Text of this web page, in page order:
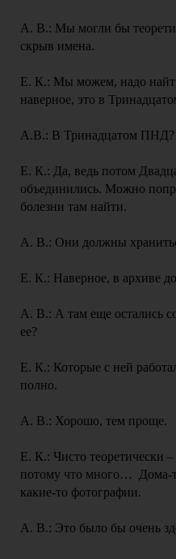
А. В.: Мы могли бы
скрыв имена.
Е. К.: Мы можем, надо
наверное, это в
А.В.: В Тринадцатом ПНД?
Е. К.: Да, ведь потом
объединились. Можно
болезни там найти.
А. В.: Они должны
Е. К.: Наверное, в архиве
А. В.: А там еще остались
ее?
Е. К.: Которые с ней
полно.
А. В.: Хорошо, тем проще.
Е. К.: Чисто теоретически
потому что много… Дома-
какие-то фотографии.
А. В.: Это было бы очень